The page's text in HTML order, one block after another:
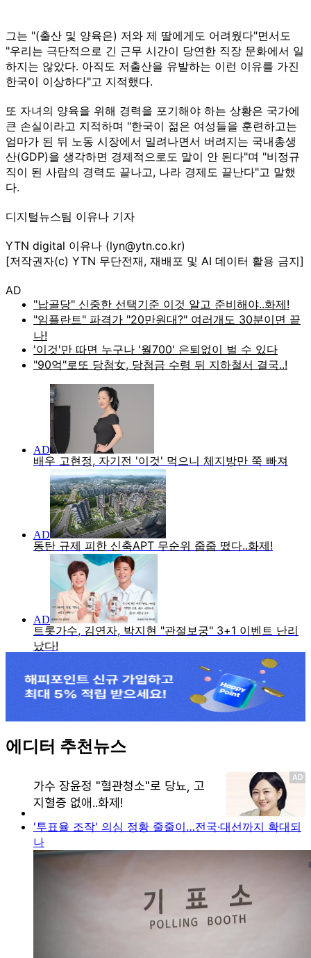
그는 "(출산 및 양육은) 저와 제 딸에게도 어려웠다"면서도
"우리는 극단적으로 긴 근무 시간이 당연한 직장 문화에서 일
하지는 않았다. 아직도 저출산을 유발하는 이런 이유를 가진
한국이 이상하다"고 지적했다.
또 자녀의 양육을 위해 경력을 포기해야 하는 상황은 국가에
큰 손실이라고 지적하며 "한국이 젊은 여성들을 훈련하고는
엄마가 된 뒤 노동 시장에서 밀려나면서 버려지는 국내총생
산(GDP)을 생각하면 경제적으로도 말이 안 된다"며 "비정규
직이 된 사람의 경력도 끝나고, 나라 경제도 끝난다"고 말했
다.
디지털뉴스팀 이유나 기자
YTN digital 이유나 (lyn@ytn.co.kr)
[저작권자(c) YTN 무단전재, 재배포 및 AI 데이터 활용 금지]
AD
에디터 추천뉴스
'투표율 조작' 의심 정황 줄줄이…전국·대선까지 확대되
나